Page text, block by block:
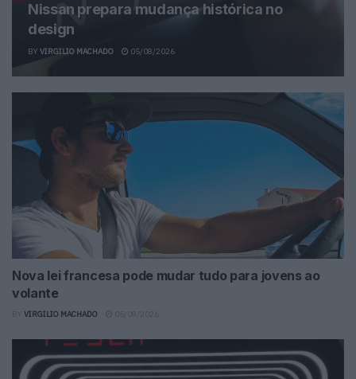
Nissan prepara mudança histórica no
design
BY VIRGILIO MACHADO 05/08/2026
Nova lei francesa pode mudar tudo para jovens ao
volante
VIRGILIO MACHADO